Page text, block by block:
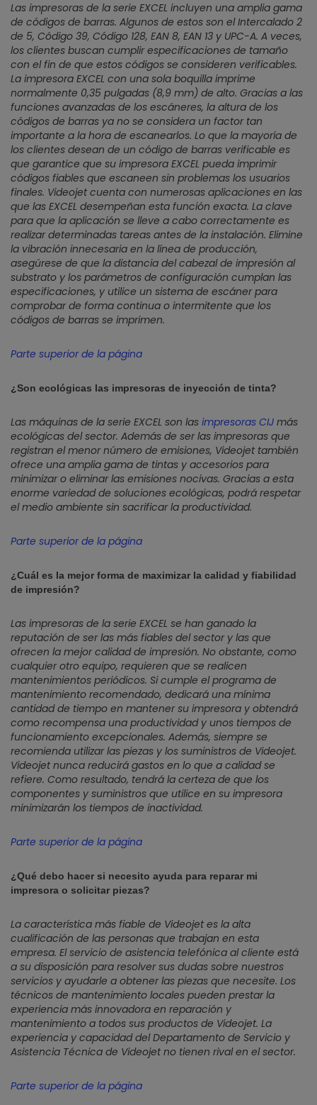
Las impresoras de la serie EXCEL incluyen una amplia gama
de códigos de barras. Algunos de estos son el Intercalado 2
de 5, Código 39, Código 128, EAN 8, EAN 13 y UPC-A. A veces,
los clientes buscan cumplir especificaciones de tamaño
con el fin de que estos códigos se consideren verificables.
La impresora EXCEL con una sola boquilla imprime
normalmente 0,35 pulgadas (8,9 mm) de alto. Gracias a las
funciones avanzadas de los escáneres, la altura de los
códigos de barras ya no se considera un factor tan
importante a la hora de escanearlos. Lo que la mayoría de
los clientes desean de un código de barras verificable es
que garantice que su impresora EXCEL pueda imprimir
códigos fiables que escaneen sin problemas los usuarios
finales. Videojet cuenta con numerosas aplicaciones en las
que las EXCEL desempeñan esta función exacta. La clave
para que la aplicación se lleve a cabo correctamente es
realizar determinadas tareas antes de la instalación. Elimine
la vibración innecesaria en la línea de producción,
asegúrese de que la distancia del cabezal de impresión al
substrato y los parámetros de configuración cumplan las
especificaciones, y utilice un sistema de escáner para
comprobar de forma continua o intermitente que los
códigos de barras se imprimen.
Parte superior de la página
¿Son ecológicas las impresoras de inyección de tinta?
Las máquinas de la serie EXCEL son las impresoras CIJ más
ecológicas del sector. Además de ser las impresoras que
registran el menor número de emisiones, Videojet también
ofrece una amplia gama de tintas y accesorios para
minimizar o eliminar las emisiones nocivas. Gracias a esta
enorme variedad de soluciones ecológicas, podrá respetar
el medio ambiente sin sacrificar la productividad.
Parte superior de la página
¿Cuál es la mejor forma de maximizar la calidad y fiabilidad
de impresión?
Las impresoras de la serie EXCEL se han ganado la
reputación de ser las más fiables del sector y las que
ofrecen la mejor calidad de impresión. No obstante, como
cualquier otro equipo, requieren que se realicen
mantenimientos periódicos. Si cumple el programa de
mantenimiento recomendado, dedicará una mínima
cantidad de tiempo en mantener su impresora y obtendrá
como recompensa una productividad y unos tiempos de
funcionamiento excepcionales. Además, siempre se
recomienda utilizar las piezas y los suministros de Videojet.
Videojet nunca reducirá gastos en lo que a calidad se
refiere. Como resultado, tendrá la certeza de que los
componentes y suministros que utilice en su impresora
minimizarán los tiempos de inactividad.
Parte superior de la página
¿Qué debo hacer si necesito ayuda para reparar mi
impresora o solicitar piezas?
La característica más fiable de Videojet es la alta
cualificación de las personas que trabajan en esta
empresa. El servicio de asistencia telefónica al cliente está
a su disposición para resolver sus dudas sobre nuestros
servicios y ayudarle a obtener las piezas que necesite. Los
técnicos de mantenimiento locales pueden prestar la
experiencia más innovadora en reparación y
mantenimiento a todos sus productos de Videojet. La
experiencia y capacidad del Departamento de Servicio y
Asistencia Técnica de Videojet no tienen rival en el sector.
Parte superior de la página